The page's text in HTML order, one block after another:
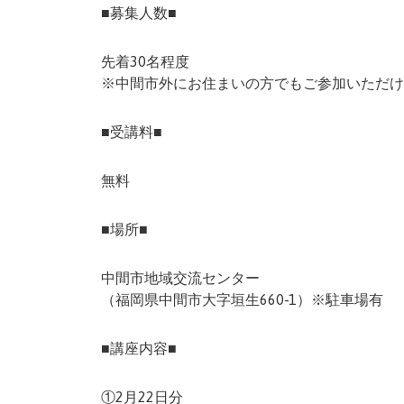
■募集人数■
先着30名程度
※中間市外にお住まいの方でもご参加いただ
■受講料■
無料
■場所■
中間市地域交流センター
（福岡県中間市大字垣生660-1）※駐車場有
■講座内容■
①2月22日分